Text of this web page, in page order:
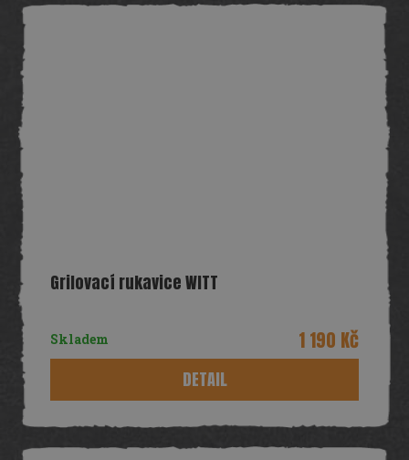
Grilovací rukavice WITT
Skladem 1 190 Kč
DETAIL